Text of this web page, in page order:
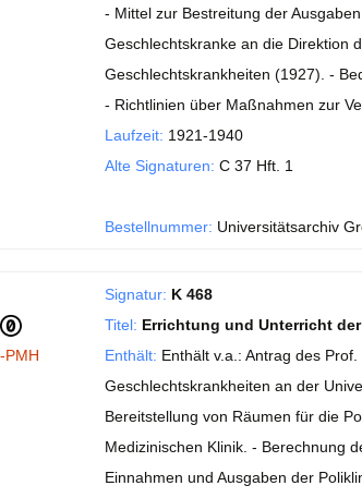
- Mittel zur Bestreitung der
Geschlechtskranke an die Direktion
Geschlechtskrankheiten (1927). -
- Richtlinien über Maßnahmen zur
Laufzeit: 1921-1940
Alte Signaturen: C 37 Hft. 1
Bestellnummer: Universitätsarchiv
PMH
Signatur: K 468
Titel: Errichtung und Unterricht
Enthält: Enthält v.a.: Antrag des
Geschlechtskrankheiten an der
Bereitstellung von Räumen für die
Medizinischen Klinik. - Berechnung
Einnahmen und Ausgaben der